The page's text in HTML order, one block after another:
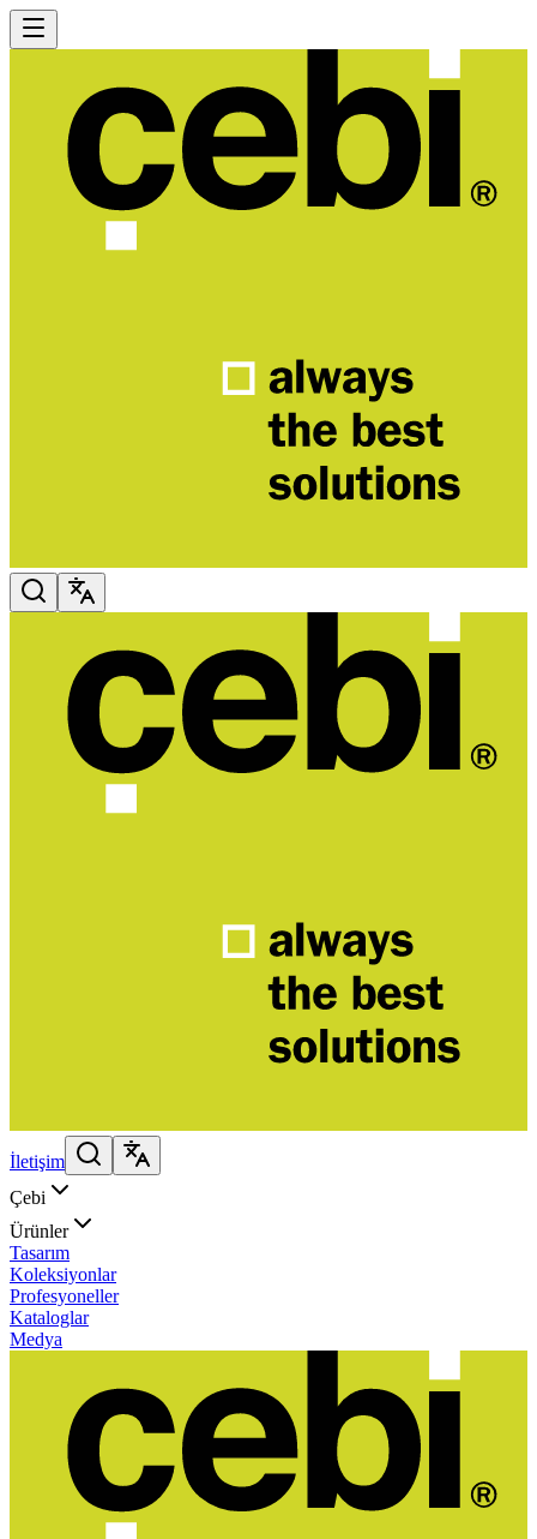
İletişim
Çebi
Ürünler
Tasarım
Koleksiyonlar
Profesyoneller
Kataloglar
Medya